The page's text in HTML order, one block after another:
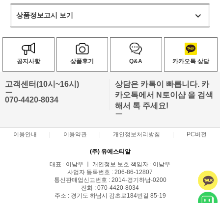
상품정보고시 보기
공지사항 상품후기 Q&A 카카오톡 상담
고객센터(10시~16시)
ㅡ
070-4420-8034
상담은 카톡이 빠릅니다. 카
카오톡에서 N토이샵 을 검색
해서 톡 주세요!
ㅡ
이용안내 이용약관 개인정보처리방침 PC버전
(주) 유에스티알
대표 : 이남우 ㅣ 개인정보 보호 책임자 : 이남우
사업자 등록번호 : 206-86-12807
통신판매업신고번호 : 2014-경기하남-0200
전화 : 070-4420-8034
주소 : 경기도 하남시 감초로184번길 85-19